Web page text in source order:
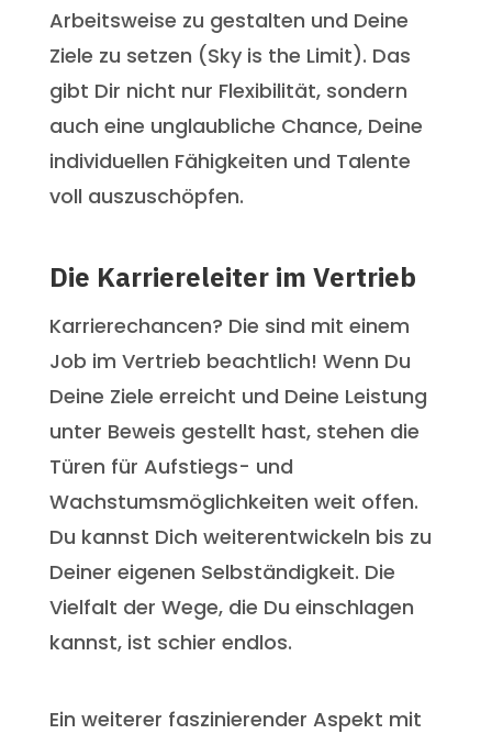
Arbeitsweise zu gestalten und Deine
Ziele zu setzen (Sky is the Limit). Das
gibt Dir nicht nur Flexibilität, sondern
auch eine unglaubliche Chance, Deine
individuellen Fähigkeiten und Talente
voll auszuschöpfen.
Die Karriereleiter im Vertrieb
Karrierechancen? Die sind mit einem
Job im Vertrieb beachtlich! Wenn Du
Deine Ziele erreicht und Deine Leistung
unter Beweis gestellt hast, stehen die
Türen für Aufstiegs- und
Wachstumsmöglichkeiten weit offen.
Du kannst Dich weiterentwickeln bis zu
Deiner eigenen Selbständigkeit. Die
Vielfalt der Wege, die Du einschlagen
kannst, ist schier endlos.
Ein weiterer faszinierender Aspekt mit